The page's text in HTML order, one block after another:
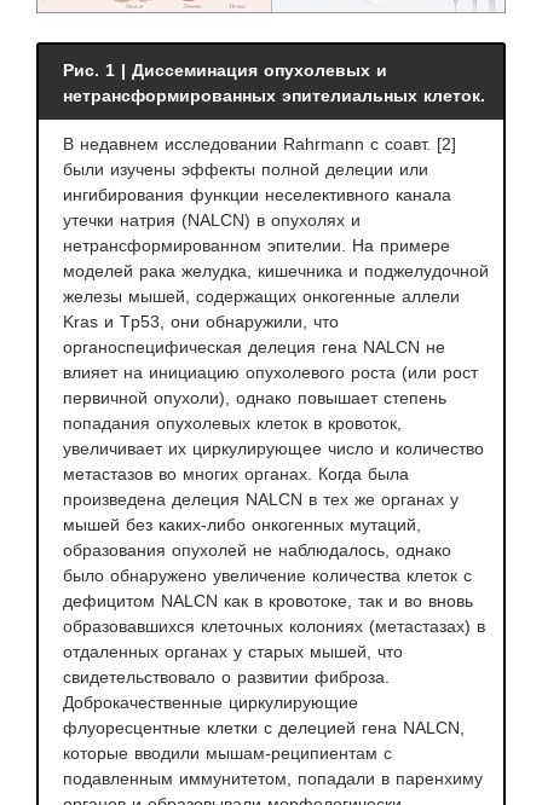
Рис. 1 | Диссеминация опухолевых и
нетрансформированных эпителиальных клеток.
В недавнем исследовании Rahrmann с соавт. [2]
были изучены эффекты полной делеции или
ингибирования функции неселективного канала
утечки натрия (NALCN) в опухолях и
нетрансформированном эпителии. На примере
моделей рака желудка, кишечника и поджелудочной
железы мышей, содержащих онкогенные аллели
Kras и Tp53, они обнаружили, что
органоспецифическая делеция гена NALCN не
влияет на инициацию опухолевого роста (или рост
первичной опухоли), однако повышает степень
попадания опухолевых клеток в кровоток,
увеличивает их циркулирующее число и количество
метастазов во многих органах. Когда была
произведена делеция NALCN в тех же органах у
мышей без каких-либо онкогенных мутаций,
образования опухолей не наблюдалось, однако
было обнаружено увеличение количества клеток с
дефицитом NALCN как в кровотоке, так и во вновь
образовавшихся клеточных колониях (метастазах) в
отдаленных органах у старых мышей, что
свидетельствовало о развитии фиброза.
Доброкачественные циркулирующие
флуоресцентные клетки с делецией гена NALCN,
которые вводили мышам-реципиентам с
подавленным иммунитетом, попадали в паренхиму